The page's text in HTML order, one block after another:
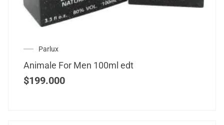
Parlux
Animale For Men 100ml edt
$199.000